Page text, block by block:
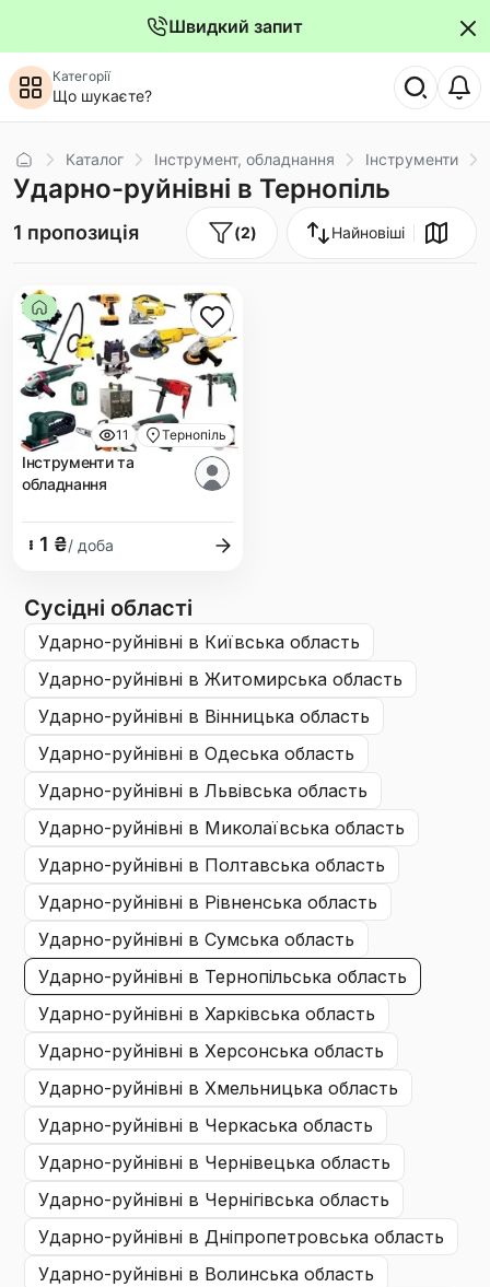
Швидкий запит
Категорії
Що шукаєте?
ГоловнаКаталог Інструмент, обладнання Інструменти
Ударно-руйнівні в Тернопіль
1 пропозиція (2) Найновіші
11 Тернопіль
Інструменти та
обладнання
1 ₴/ доба
Сусідні області
ударно-руйнівні в Київська область
ударно-руйнівні в Житомирська область
ударно-руйнівні в Вінницька область
ударно-руйнівні в Одеська область
ударно-руйнівні в Львівська область
ударно-руйнівні в Миколаївська область
ударно-руйнівні в Полтавська область
ударно-руйнівні в Рівненська область
ударно-руйнівні в Сумська область
ударно-руйнівні в Тернопільська область
ударно-руйнівні в Харківська область
ударно-руйнівні в Херсонська область
ударно-руйнівні в Хмельницька область
ударно-руйнівні в Черкаська область
ударно-руйнівні в Чернівецька область
ударно-руйнівні в Чернігівська область
ударно-руйнівні в Дніпропетровська область
ударно-руйнівні в Волинська область